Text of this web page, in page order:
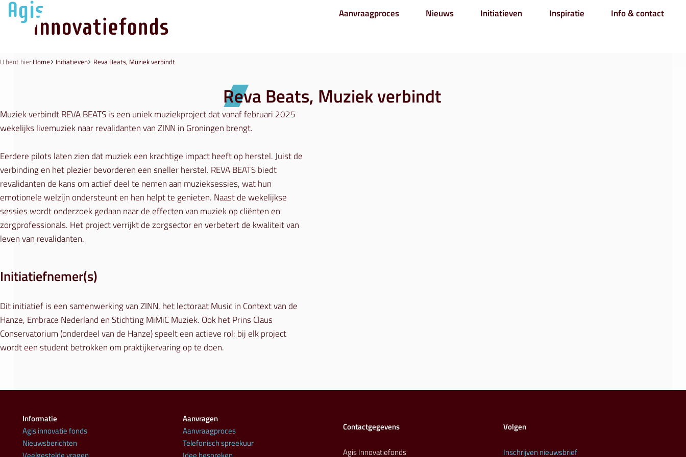
Aanvraagproces Nieuws Initiatieven Inspiratie Info & contact
U bent hier:Home Initiatieven Reva Beats, Muziek verbindt
Reva Beats, Muziek verbindt
Muziek verbindt REVA BEATS is een uniek muziekproject dat vanaf februari 2025
wekelijks livemuziek naar revalidanten van ZINN in Groningen brengt.
Eerdere pilots laten zien dat muziek een krachtige impact heeft op herstel. Juist de
verbinding en het plezier bevorderen een sneller herstel. REVA BEATS biedt
revalidanten de kans om actief deel te nemen aan muzieksessies, wat hun
emotionele welzijn ondersteunt en hen helpt te genieten. Naast de wekelijkse
sessies wordt onderzoek gedaan naar de effecten van muziek op cliënten en
zorgprofessionals. Het project verrijkt de zorgsector en verbetert de kwaliteit van
leven van revalidanten.
Initiatiefnemer(s)
Dit initiatief is een samenwerking van ZINN, het lectoraat Music in Context van de
Hanze, Embrace Nederland en Stichting MiMiC Muziek. Ook het Prins Claus
Conservatorium (onderdeel van de Hanze) speelt een actieve rol: bij elk project
wordt een student betrokken om praktijkervaring op te doen.
Informatie
Agis innovatie fonds
Nieuwsberichten
Aanvragen
Aanvraagproces
Telefonisch spreekuur
Contactgegevens
Agis Innovatiefonds
Volgen
Inschrijven nieuwsbrief